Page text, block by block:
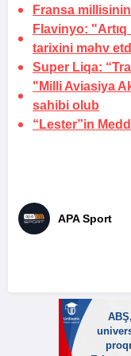
Fransa
Flavinyo: "Artıq
tarixini məhv
Super Liqa:
"Milli Aviasiya
sahibi olub
“Lester”in
APA Sport